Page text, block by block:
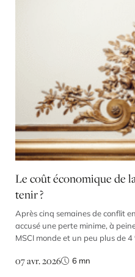
Le coût économique de
tenir ?
Après cinq semaines de conflit
accusé une perte minime, à
MSCI monde et un peu plus de
pas atteint 7,5 % entre le 28
07 avr. 2026 6 mn